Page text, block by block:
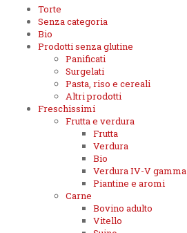
Torte
Senza categoria
Bio
Prodotti senza glutine
Panificati
Surgelati
Pasta, riso e cereali
Altri prodotti
Freschissimi
Frutta e verdura
Frutta
Verdura
Bio
Verdura IV-V gamma
Piantine e aromi
Carne
Bovino adulto
Vitello